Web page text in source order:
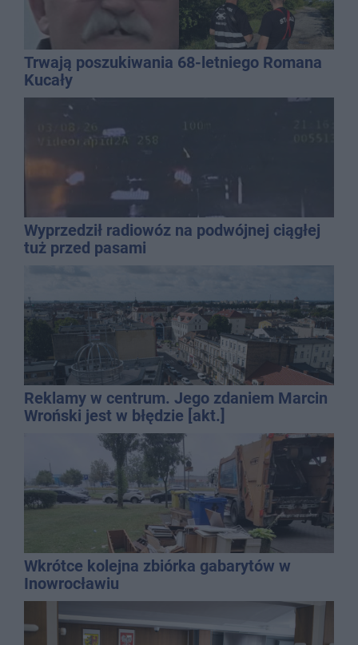
Trwają poszukiwania 68-letniego Romana
Kucały
Wyprzedził radiowóz na podwójnej ciągłej
tuż przed pasami
Reklamy w centrum. Jego zdaniem Marcin
Wroński jest w błędzie [akt.]
Wkrótce kolejna zbiórka gabarytów w
Inowrocławiu